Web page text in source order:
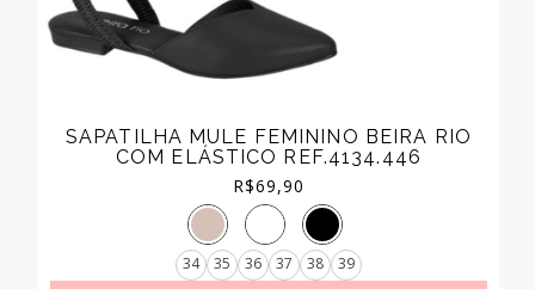
SAPATILHA MULE FEMININO BEIRA RIO
COM ELÁSTICO REF.4134.446
R$69,90
34 35 36 37 38 39